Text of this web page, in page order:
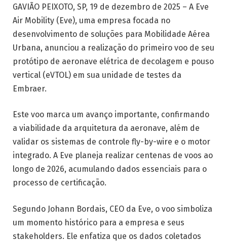
GAVIÃO PEIXOTO, SP, 19 de dezembro de 2025 – A Eve
Air Mobility (Eve), uma empresa focada no
desenvolvimento de soluções para Mobilidade Aérea
Urbana, anunciou a realização do primeiro voo de seu
protótipo de aeronave elétrica de decolagem e pouso
vertical (eVTOL) em sua unidade de testes da
Embraer.
Este voo marca um avanço importante, confirmando
a viabilidade da arquitetura da aeronave, além de
validar os sistemas de controle fly-by-wire e o motor
integrado. A Eve planeja realizar centenas de voos ao
longo de 2026, acumulando dados essenciais para o
processo de certificação.
Segundo Johann Bordais, CEO da Eve, o voo simboliza
um momento histórico para a empresa e seus
stakeholders. Ele enfatiza que os dados coletados